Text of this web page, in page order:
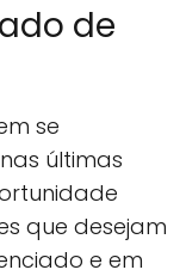
de
se
últimas
que desejam
e em